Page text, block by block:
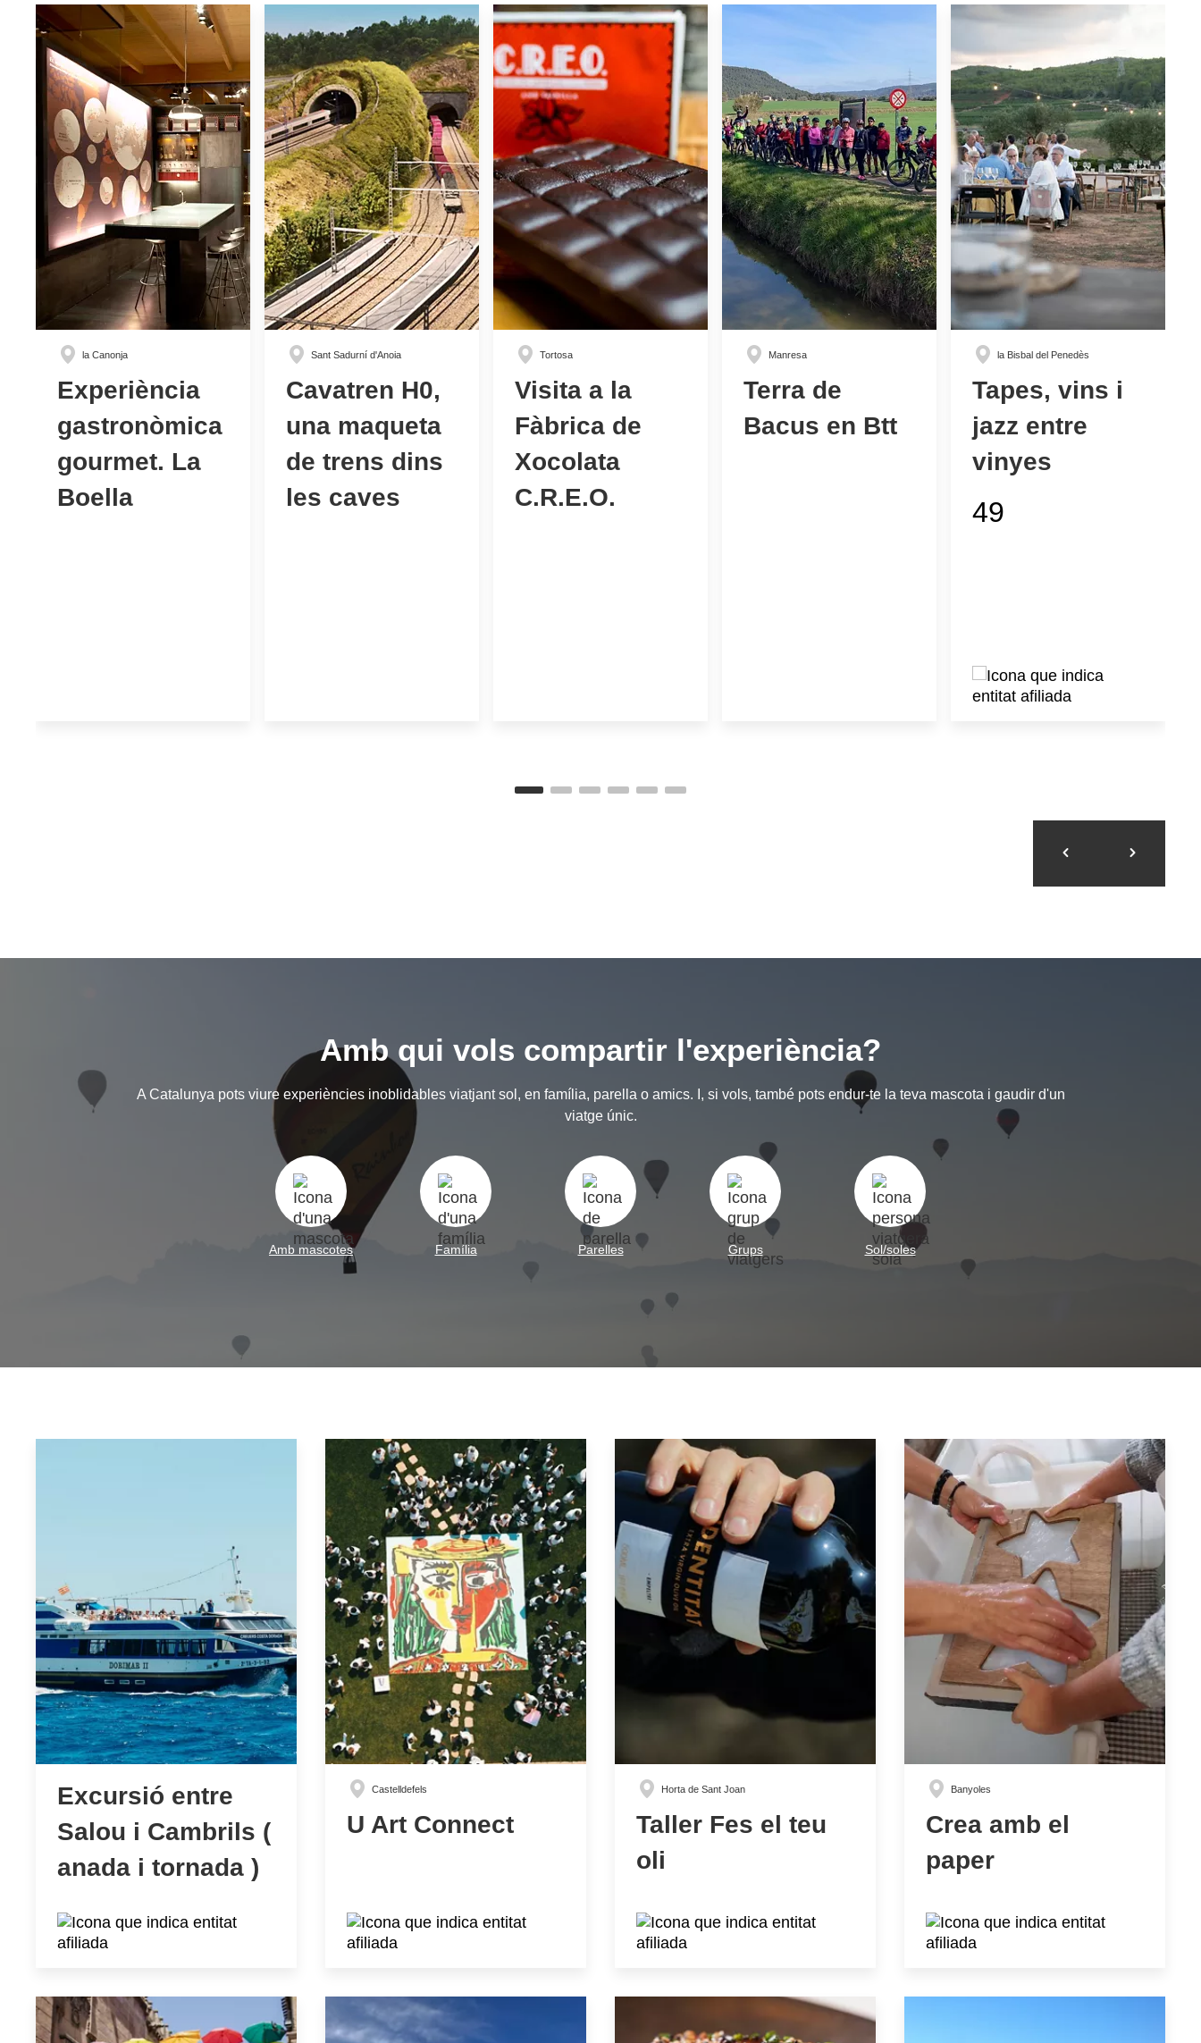
la Canonja
Experiència
gastronòmica
gourmet. La
Boella
Sant Sadurní d'Anoia
Cavatren H0,
una maqueta
de trens dins
les caves
Tortosa
Visita a la
Fàbrica de
Xocolata
C.R.E.O.
Manresa
Terra de
Bacus en Btt
la Bisbal del Penedès
Tapes, vins i
jazz entre
vinyes
49
Amb qui vols compartir l'experiència?
A Catalunya pots viure experiències inoblidables viatjant sol, en família, parella o amics. I, si vols, també pots endur-te la teva mascota i gaudir d'un
viatge únic.
Amb mascotes Família Parelles Grups Sol/soles
Excursió entre
Salou i Cambrils (
anada i tornada )
Castelldefels
U Art Connect
Horta de Sant Joan
Taller Fes el teu
oli
Banyoles
Crea amb el
paper